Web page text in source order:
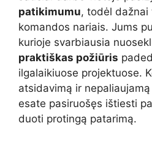
patikimumu, todėl dažnai
komandos nariais. Jums
kurioje svarbiausia
praktiškas požiūris
ilgalaikiuose projektuose.
atsidavimą ir
esate pasiruošęs ištiesti
duoti protingą patarimą.